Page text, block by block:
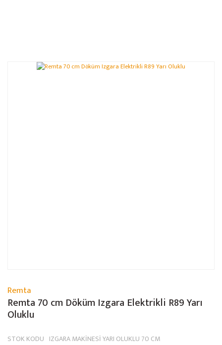
Remta
Remta 70 cm Döküm Izgara Elektrikli R89 Yarı
Oluklu
STOK KODU IZGARA MAKİNESİ YARI OLUKLU 70 CM